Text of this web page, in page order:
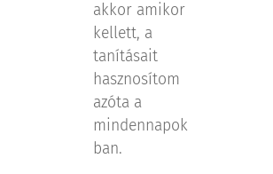
akkor amikor
kellett, a
tanításait
hasznosítom
azóta a
mindennapok
ban.